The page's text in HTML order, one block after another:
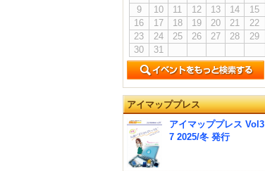
9
10 11 12 13 14
15
16
17 18 19 20 21
22
23
24 25 26 27 28
29
30
31
アイマッププレス
アイマッププレス Vol3
7 2025/冬 発行